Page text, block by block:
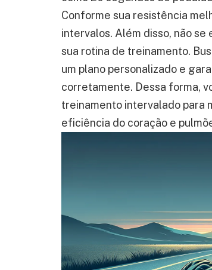
Conforme sua resistência
intervalos. Além disso, não
sua rotina de treinamento.
um plano personalizado e
corretamente. Dessa forma,
treinamento intervalado para
eficiência do coração e